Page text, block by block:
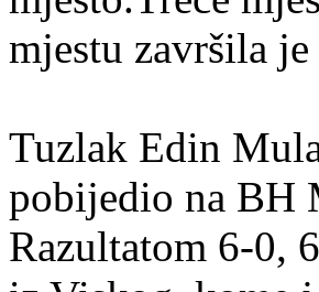
mjestu završila
Tuzlak Edin
pobijedio na BH
Razultatom 6-0,